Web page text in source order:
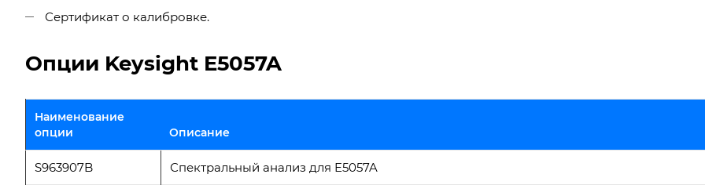
Сертификат о калибровке.
Опции Keysight E5057A
Наименование
опции
Описание
S963907B Спектральный анализ для E5057A